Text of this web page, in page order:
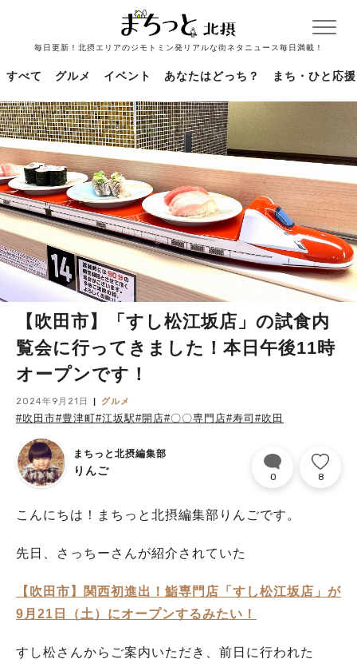
毎日更新！北摂エリアのジモトミン発リアルな街ネタニュース毎日満載！
すべて グルメ イベント あなたはどっち？ まち・ひと応援
【吹田市】「すし松江坂店」の試食内
覧会に行ってきました！本日午後11時
オープンです！
2024年9月21日 グルメ
#吹田市#豊津町#江坂駅#開店#〇〇専門店#寿司 #吹田
まちっと北摂編集部
りんご 0 8
こんにちは！まちっと北摂編集部りんごです。
先日、さっちーさんが紹介されていた
【吹田市】関西初進出！鮨専門店「すし松江坂店」が
9月21日（土）にオープンするみたい！
すし松さんからご案内いただき、前日に行われた